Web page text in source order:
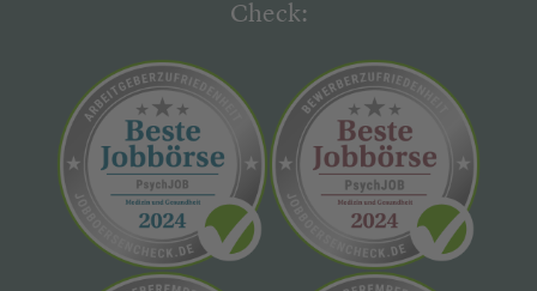
Check: